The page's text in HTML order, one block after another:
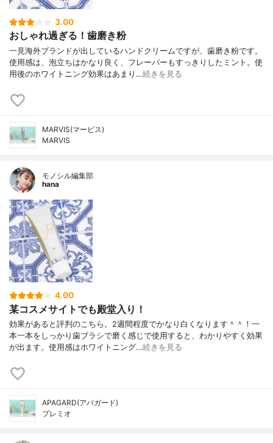
3.00
おしゃれ過ぎる！歯磨き粉
一見海外ブランドが出しているハンドクリームですが、歯磨き粉です。
使用感は、泡立ちはかなり良く、フレーバーもすっきりしたミント。使
用後のホワイトニング効果はあまり…続きを見る
MARVIS(マービス)
MARVIS
モノシル編集部
hana
4.00
某コスメサイトでも殿堂入り！
効果があると評判のこちら。2週間程度でかなり白くなります＾＾！一
本一本をしっかり歯ブラシで磨く感じで使用すると、わかりやすく効果
が出ます。使用感はホワイトニング…続きを見る
APAGARD(アパガード)
プレミオ